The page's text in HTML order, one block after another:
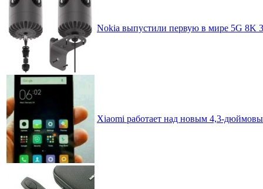
Nokia выпустили первую в мире 5G 8K
Xiaomi работает над новым 4,3-